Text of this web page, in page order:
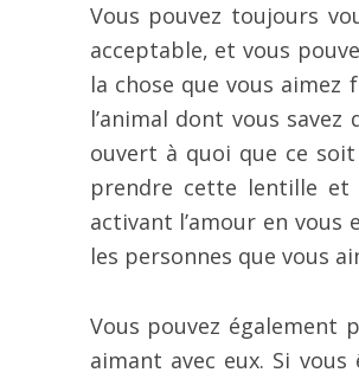
Vous pouvez toujours
acceptable, et vous
la chose que vous
l’animal dont vous
ouvert à quoi que ce
prendre cette lentille et
activant l’amour en
les personnes que vous
Vous pouvez également
aimant avec eux. Si